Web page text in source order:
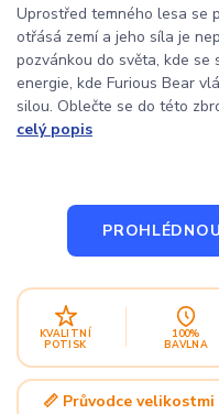
Uprostřed temného lesa se
otřásá zemí a jeho síla je
pozvánkou do světa, kde
energie, kde Furious Bear
silou. Oblečte se do této
celý popis
KVALITNÍ
POTISK
100%
BAVLNA
📏 Průvodce velikostmi